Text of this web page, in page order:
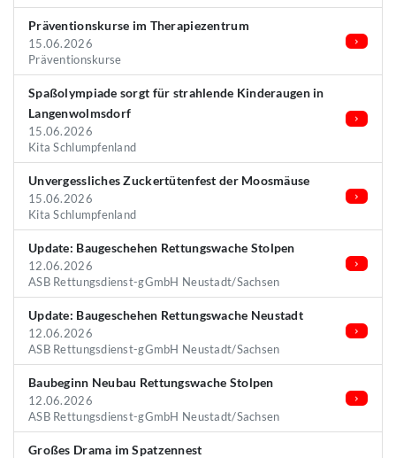
Präventionskurse im Therapiezentrum
15.06.2026
Präventionskurse
Spaßolympiade sorgt für strahlende Kinderaugen in
Langenwolmsdorf
15.06.2026
Kita Schlumpfenland
Unvergessliches Zuckertütenfest der Moosmäuse
15.06.2026
Kita Schlumpfenland
Update: Baugeschehen Rettungswache Stolpen
12.06.2026
ASB Rettungsdienst-gGmbH Neustadt/Sachsen
Update: Baugeschehen Rettungswache Neustadt
12.06.2026
ASB Rettungsdienst-gGmbH Neustadt/Sachsen
Baubeginn Neubau Rettungswache Stolpen
12.06.2026
ASB Rettungsdienst-gGmbH Neustadt/Sachsen
Großes Drama im Spatzennest